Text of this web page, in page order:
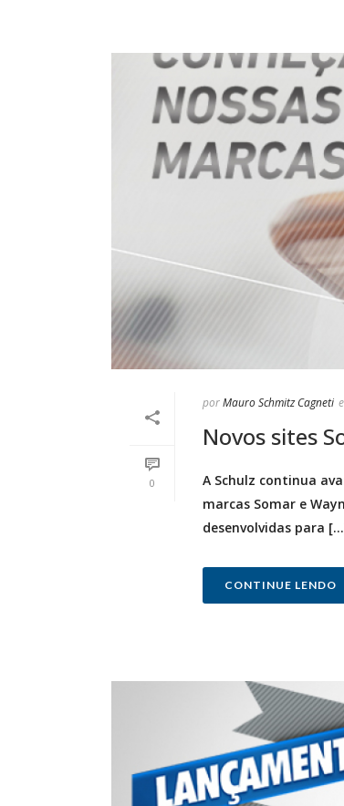
0
porMauro Schmitz Cagneti
Novos sites
A Schulz continua
marcas Somar e
desenvolvidas para
CONTINUE LENDO